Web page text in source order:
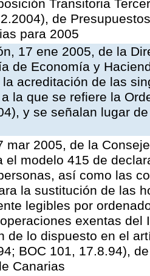
Transitoria
de
para 2005
17 ene 2005, de la
de Economía y
acreditación de las
la que se refiere la
y se señalan lugar
mar 2005, de la
el modelo 415 de
así como las
la sustitución de las
legibles por
exentas del
de lo dispuesto en el
BOC 101, 17.8.94),
Canarias